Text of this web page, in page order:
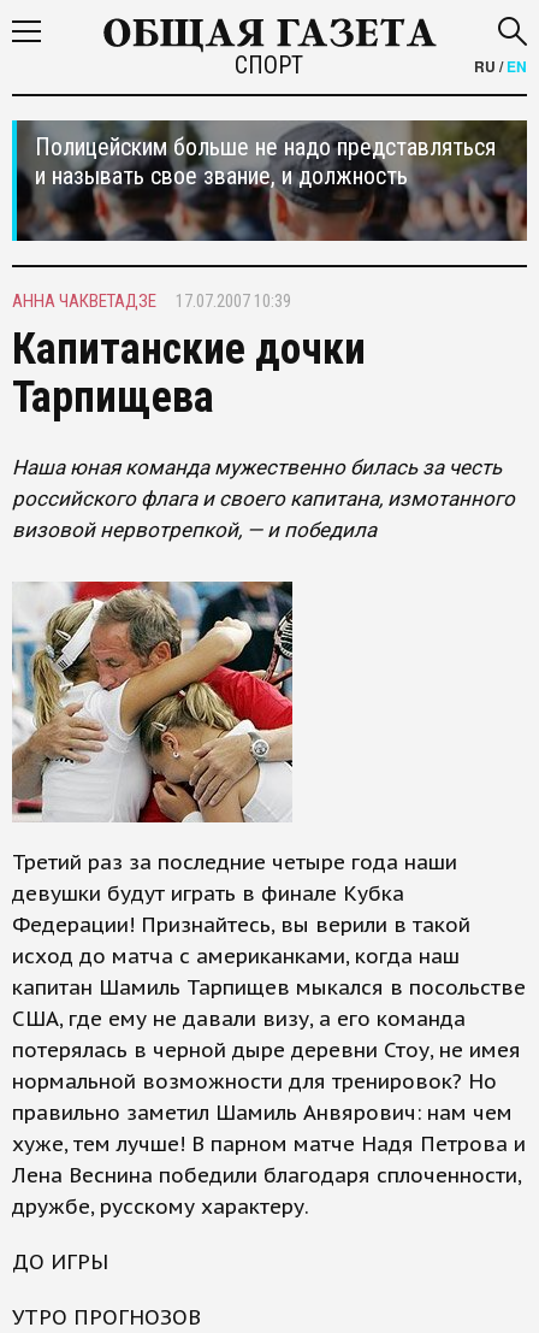
СПОРТ RU /EN
Полицейским больше не надо представляться
и называть свое звание, и должность
АННА ЧАКВЕТАДЗЕ 17.07.2007 10:39
Капитанские дочки
Тарпищева
Наша юная команда мужественно билась за честь
российского флага и своего капитана, измотанного
визовой нервотрепкой, — и победила
Третий раз за последние четыре года наши
девушки будут играть в финале Кубка
Федерации! Признайтесь, вы верили в такой
исход до матча с американками, когда наш
капитан Шамиль Тарпищев мыкался в посольстве
США, где ему не давали визу, а его команда
потерялась в черной дыре деревни Стоу, не имея
нормальной возможности для тренировок? Но
правильно заметил Шамиль Анвярович: нам чем
хуже, тем лучше! В парном матче Надя Петрова и
Лена Веснина победили благодаря сплоченности,
дружбе, русскому характеру.
ДО ИГРЫ
УТРО ПРОГНОЗОВ